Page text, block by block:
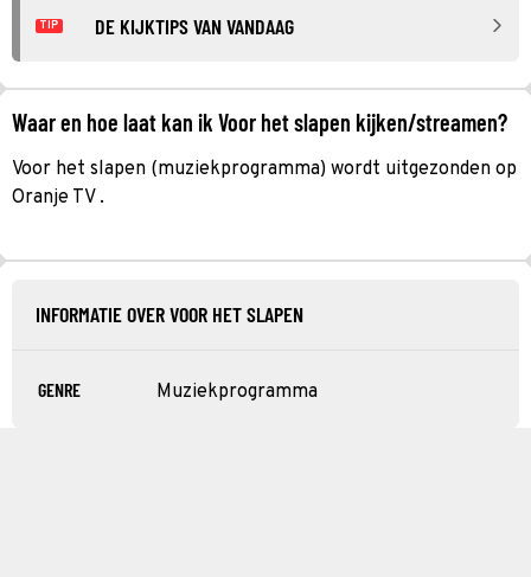
TIP DE KIJKTIPS VAN VANDAAG
Waar en hoe laat kan ik Voor het slapen kijken/streamen?
Voor het slapen (muziekprogramma) wordt uitgezonden op
Oranje TV .
INFORMATIE OVER VOOR HET SLAPEN
GENRE Muziekprogramma